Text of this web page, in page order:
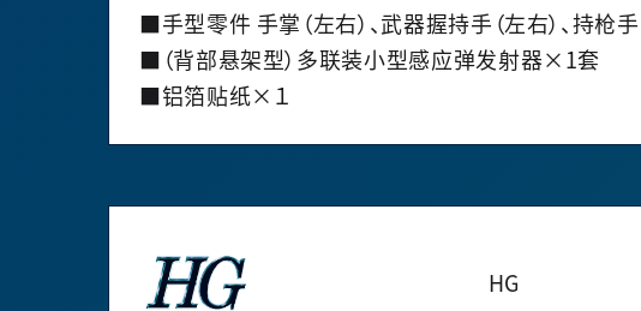
■手型零件 手掌（左右）、武器握持手（左右）、持枪手
■（背部悬架型）多联装小型感应弹发射器×1套
■铝箔贴纸×１
HG